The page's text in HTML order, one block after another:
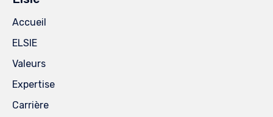
Accueil
ELSIE
Valeurs
Expertise
Carrière